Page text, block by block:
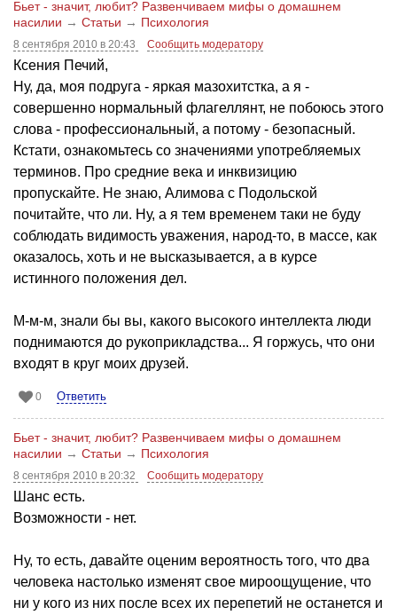
Бьет - значит, любит? Развенчиваем мифы о домашнем
насилии → Статьи → Психология
8 сентября 2010 в 20:43 Сообщить модератору
Ксения Печий,
Ну, да, моя подруга - яркая мазохитстка, а я -
совершенно нормальный флагеллянт, не побоюсь этого
слова - профессиональный, а потому - безопасный.
Кстати, ознакомьтесь со значениями употребляемых
терминов. Про средние века и инквизицию
пропускайте. Не знаю, Алимова с Подольской
почитайте, что ли. Ну, а я тем временем таки не буду
соблюдать видимость уважения, народ-то, в массе, как
оказалось, хоть и не высказывается, а в курсе
истинного положения дел.
М-м-м, знали бы вы, какого высокого интеллекта люди
поднимаются до рукоприкладства... Я горжусь, что они
входят в круг моих друзей.
0 Ответить
Бьет - значит, любит? Развенчиваем мифы о домашнем
насилии → Статьи → Психология
8 сентября 2010 в 20:32 Сообщить модератору
Шанс есть.
Возможности - нет.
Ну, то есть, давайте оценим вероятность того, что два
человека настолько изменят свое мироощущение, что
ни у кого из них после всех их перепетий не останется и